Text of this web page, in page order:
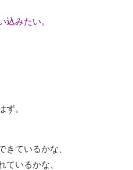
込みたい。
ず。
きているかな、
ているかな、